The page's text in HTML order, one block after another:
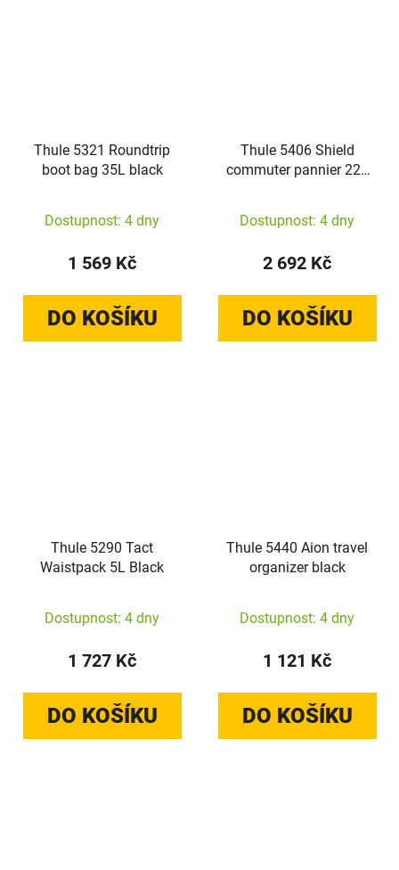
Thule 5321 Roundtrip
boot bag 35L black
Dostupnost: 4 dny
1 569 Kč
DO KOŠÍKU
Thule 5406 Shield
commuter pannier 22L
Dostupnost: 4 dny
2 692 Kč
DO KOŠÍKU
Thule 5290 Tact
Waistpack 5L Black
Dostupnost: 4 dny
1 727 Kč
DO KOŠÍKU
Thule 5440 Aion travel
organizer black
Dostupnost: 4 dny
1 121 Kč
DO KOŠÍKU